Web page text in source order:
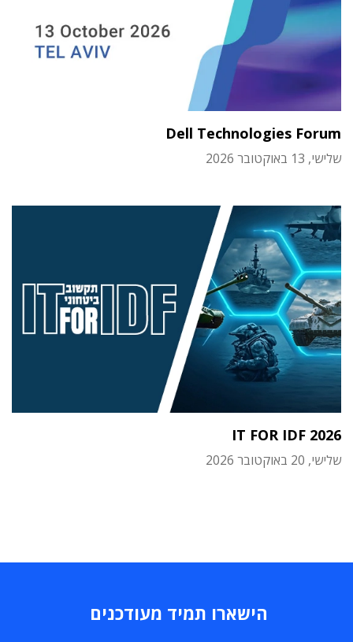
Dell Technologies Forum
שלישי, 13 באוקטובר 2026
IT FOR IDF 2026
שלישי, 20 באוקטובר 2026
הישארו תמיד מעודכנים